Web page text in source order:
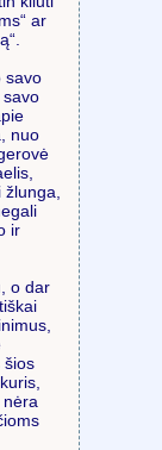
ar
savo
savo
nuo
ir
o dar
šios